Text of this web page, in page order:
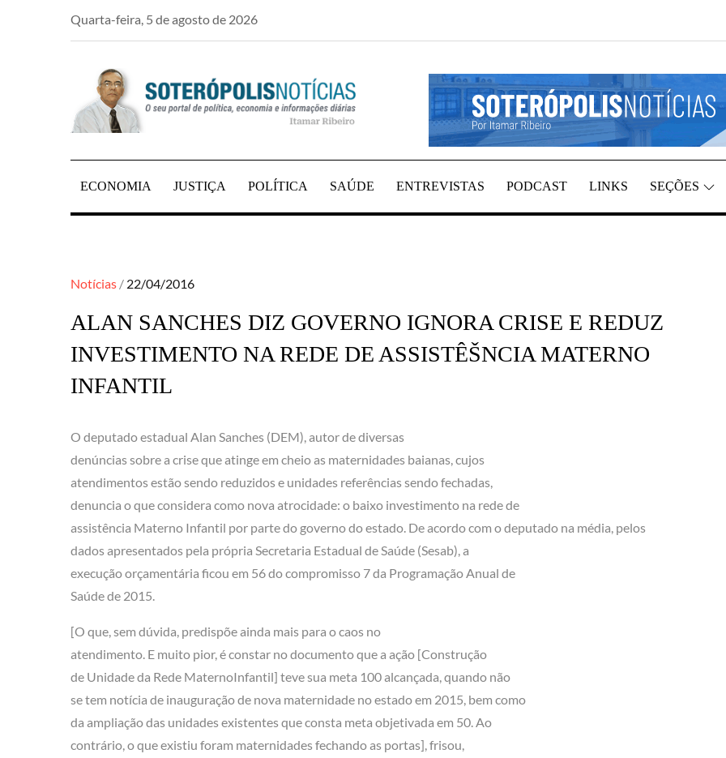
Quarta-feira, 5 de agosto de 2026
SOTERÓPOLIS NOTÍCIAS
PORTAL DE NOTÍCIAS DE SALVADOR E REGIÃO, POR ITAMAR RIBEIRO
ECONOMIA JUSTIÇA POLÍTICA SAÚDE ENTREVISTAS PODCAST LINKS SEÇÕES
Notícias Posted
22/04/2016
ALAN SANCHES DIZ GOVERNO IGNORA CRISE E REDUZ
INVESTIMENTO NA REDE DE ASSISTÊŠNCIA MATERNO
INFANTIL
O deputado estadual Alan Sanches (DEM), autor de diversas
denúncias sobre a crise que atinge em cheio as maternidades baianas, cujos
atendimentos estão sendo reduzidos e unidades referências sendo fechadas,
denuncia o que considera como nova atrocidade: o baixo investimento na rede de
assistência Materno Infantil por parte do governo do estado. De acordo com o deputado na média, pelos
dados apresentados pela própria Secretaria Estadual de Saúde (Sesab), a
execução orçamentária ficou em 56 do compromisso 7 da Programação Anual de
Saúde de 2015.
[O que, sem dúvida, predispõe ainda mais para o caos no
atendimento. E muito pior, é constar no documento que a ação [Construção
de Unidade da Rede MaternoInfantil] teve sua meta 100 alcançada, quando não
se tem notícia de inauguração de nova maternidade no estado em 2015, bem como
da ampliação das unidades existentes que consta meta objetivada em 50. Ao
contrário, o que existiu foram maternidades fechando as portas], frisou,